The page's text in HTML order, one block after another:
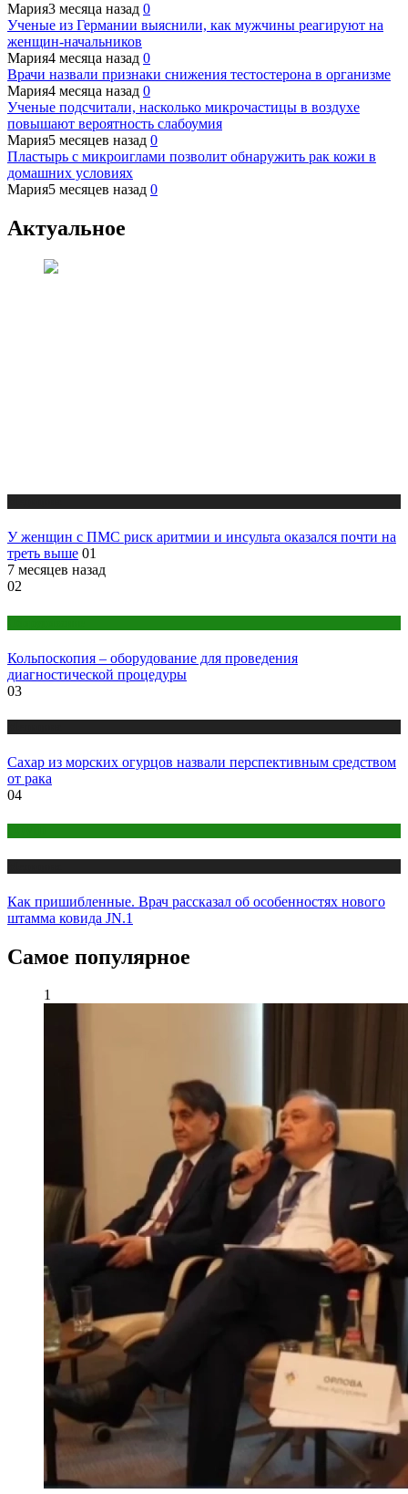
Мария3 месяца назад 0
Ученые из Германии выяснили, как мужчины реагируют на
женщин-начальников
Мария4 месяца назад 0
Врачи назвали признаки снижения тестостерона в организме
Мария4 месяца назад 0
Ученые подсчитали, насколько микрочастицы в воздухе
повышают вероятность слабоумия
Мария5 месяцев назад 0
Пластырь с микроиглами позволит обнаружить рак кожи в
домашних условиях
Мария5 месяцев назад 0
Актуальное
У женщин с ПМС риск аритмии и инсульта оказался почти на
треть выше 01
7 месяцев назад
02
Кольпоскопия – оборудование для проведения
диагностической процедуры
03
Сахар из морских огурцов назвали перспективным средством
от рака
04
Как пришибленные. Врач рассказал об особенностях нового
штамма ковида JN.1
Самое популярное
1